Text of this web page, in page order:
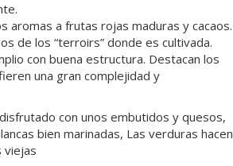
aromas a frutas rojas maduras y cacaos.
de los “terroirs” donde es cultivada.
con buena estructura. Destacan los
una gran complejidad y
con unos embutidos y quesos,
bien marinadas, Las verduras hacen
viejas